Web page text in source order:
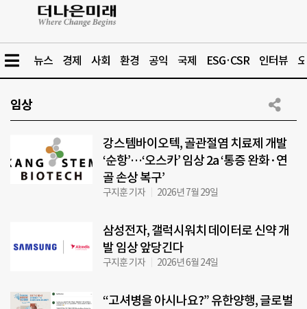
뉴스 경제 사회 환경 공익 국제 ESG·CSR 인터뷰
임상
강스템바이오텍, 골관절염 치료제 개발
‘순항’…‘오스카’ 임상 2a ‘통증 완화·연
골 손상 복구’
구지훈 기자 2026년 7월 29일
삼성전자, 갤럭시워치 데이터로 신약 개
발 임상 앞당긴다
구지훈 기자 2026년 6월 24일
“고셔병을 아시나요?” 유한양행, 글로벌